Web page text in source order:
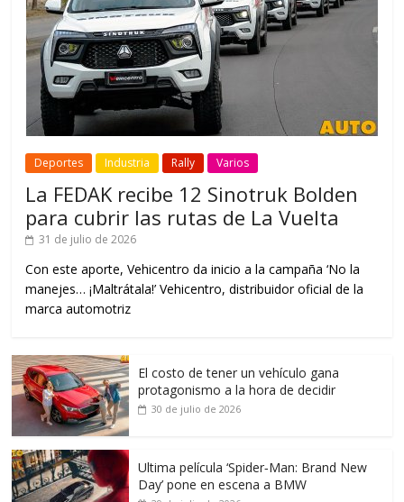
Deportes Industria Rally Varios
La FEDAK recibe 12 Sinotruk Bolden
para cubrir las rutas de La Vuelta
31 de julio de 2026
Con este aporte, Vehicentro da inicio a la campaña ‘No la
manejes… ¡Maltrátala!’ Vehicentro, distribuidor oficial de la
marca automotriz
El costo de tener un vehículo gana
protagonismo a la hora de decidir
30 de julio de 2026
Ultima película ‘Spider‑Man: Brand New
Day’ pone en escena a BMW